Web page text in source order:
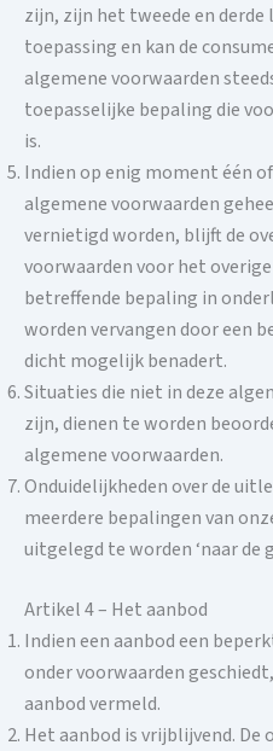
zijn, zijn het tweede en
toepassing en kan de
algemene voorwaarden
toepasselijke bepaling die
is.
Indien op enig moment één
algemene voorwaarden
vernietigd worden, blijft de
voorwaarden voor het
betreffende bepaling in
worden vervangen door een
dicht mogelijk benadert.
Situaties die niet in deze
zijn, dienen te worden
algemene voorwaarden.
Onduidelijkheden over de
meerdere bepalingen van
uitgelegd te worden ‘naar de
Artikel 4 – Het aanbod
Indien een aanbod een
onder voorwaarden
aanbod vermeld.
Het aanbod is vrijblijvend.